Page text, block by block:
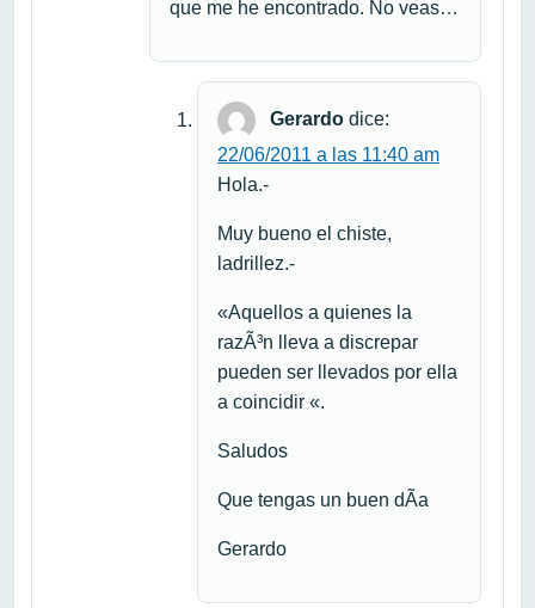
que me he encontrado. No veas…
Gerardo dice:
22/06/2011 a las 11:40 am
Hola.-
Muy bueno el chiste,
ladrillez.-
«Aquellos a quienes la
razÃ³n lleva a discrepar
pueden ser llevados por ella
a coincidir «.
Saludos
Que tengas un buen dÃ­a
Gerardo